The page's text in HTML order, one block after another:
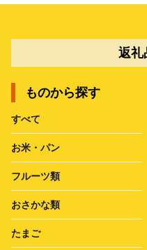
返礼
ものから探す
すべて
お米・パン
フルーツ類
おさかな類
たまご